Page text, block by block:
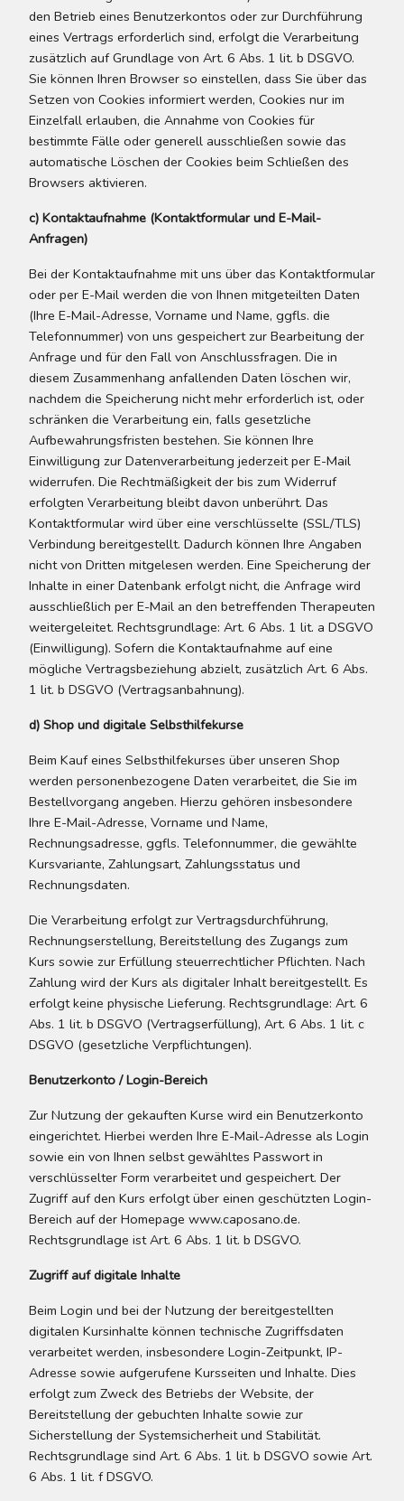
den Betrieb eines Benutzerkontos oder zur Durchführung
eines Vertrags erforderlich sind, erfolgt die Verarbeitung
zusätzlich auf Grundlage von Art. 6 Abs. 1 lit. b DSGVO.
Sie können Ihren Browser so einstellen, dass Sie über das
Setzen von Cookies informiert werden, Cookies nur im
Einzelfall erlauben, die Annahme von Cookies für
bestimmte Fälle oder generell ausschließen sowie das
automatische Löschen der Cookies beim Schließen des
Browsers aktivieren.
c) Kontaktaufnahme (Kontaktformular und E-Mail-
Anfragen)
Bei der Kontaktaufnahme mit uns über das Kontaktformular
oder per E-Mail werden die von Ihnen mitgeteilten Daten
(Ihre E-Mail-Adresse, Vorname und Name, ggfls. die
Telefonnummer) von uns gespeichert zur Bearbeitung der
Anfrage und für den Fall von Anschlussfragen. Die in
diesem Zusammenhang anfallenden Daten löschen wir,
nachdem die Speicherung nicht mehr erforderlich ist, oder
schränken die Verarbeitung ein, falls gesetzliche
Aufbewahrungsfristen bestehen. Sie können Ihre
Einwilligung zur Datenverarbeitung jederzeit per E-Mail
widerrufen. Die Rechtmäßigkeit der bis zum Widerruf
erfolgten Verarbeitung bleibt davon unberührt. Das
Kontaktformular wird über eine verschlüsselte (SSL/TLS)
Verbindung bereitgestellt. Dadurch können Ihre Angaben
nicht von Dritten mitgelesen werden. Eine Speicherung der
Inhalte in einer Datenbank erfolgt nicht, die Anfrage wird
ausschließlich per E-Mail an den betreffenden Therapeuten
weitergeleitet. Rechtsgrundlage: Art. 6 Abs. 1 lit. a DSGVO
(Einwilligung). Sofern die Kontaktaufnahme auf eine
mögliche Vertragsbeziehung abzielt, zusätzlich Art. 6 Abs.
1 lit. b DSGVO (Vertragsanbahnung).
d) Shop und digitale Selbsthilfekurse
Beim Kauf eines Selbsthilfekurses über unseren Shop
werden personenbezogene Daten verarbeitet, die Sie im
Bestellvorgang angeben. Hierzu gehören insbesondere
Ihre E-Mail-Adresse, Vorname und Name,
Rechnungsadresse, ggfls. Telefonnummer, die gewählte
Kursvariante, Zahlungsart, Zahlungsstatus und
Rechnungsdaten.
Die Verarbeitung erfolgt zur Vertragsdurchführung,
Rechnungserstellung, Bereitstellung des Zugangs zum
Kurs sowie zur Erfüllung steuerrechtlicher Pflichten. Nach
Zahlung wird der Kurs als digitaler Inhalt bereitgestellt. Es
erfolgt keine physische Lieferung. Rechtsgrundlage: Art. 6
Abs. 1 lit. b DSGVO (Vertragserfüllung), Art. 6 Abs. 1 lit. c
DSGVO (gesetzliche Verpflichtungen).
Benutzerkonto / Login-Bereich
Zur Nutzung der gekauften Kurse wird ein Benutzerkonto
eingerichtet. Hierbei werden Ihre E-Mail-Adresse als Login
sowie ein von Ihnen selbst gewähltes Passwort in
verschlüsselter Form verarbeitet und gespeichert. Der
Zugriff auf den Kurs erfolgt über einen geschützten Login-
Bereich auf der Homepage www.caposano.de.
Rechtsgrundlage ist Art. 6 Abs. 1 lit. b DSGVO.
Zugriff auf digitale Inhalte
Beim Login und bei der Nutzung der bereitgestellten
digitalen Kursinhalte können technische Zugriffsdaten
verarbeitet werden, insbesondere Login-Zeitpunkt, IP-
Adresse sowie aufgerufene Kursseiten und Inhalte. Dies
erfolgt zum Zweck des Betriebs der Website, der
Bereitstellung der gebuchten Inhalte sowie zur
Sicherstellung der Systemsicherheit und Stabilität.
Rechtsgrundlage sind Art. 6 Abs. 1 lit. b DSGVO sowie Art.
6 Abs. 1 lit. f DSGVO.